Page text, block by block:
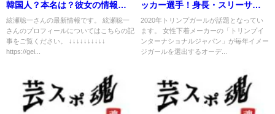
韓国人？本名は？彼女の情報あ
り！
絃瀬聡一さんの最新情報です。 絃瀬聡一
さんのプロフィールについてはこちらの記
事をご覧ください。 ↓↓↓↓↓↓↓↓↓↓
https://gei...
ッカー選手！身長・スリーサイ
ズが判明
2020年トリンプガールが話題となってい
ます。 女性下着メーカーの「トリンプイ
ンターナショナルジャパン」が毎年イメー
ジガールを選出するオーデ...